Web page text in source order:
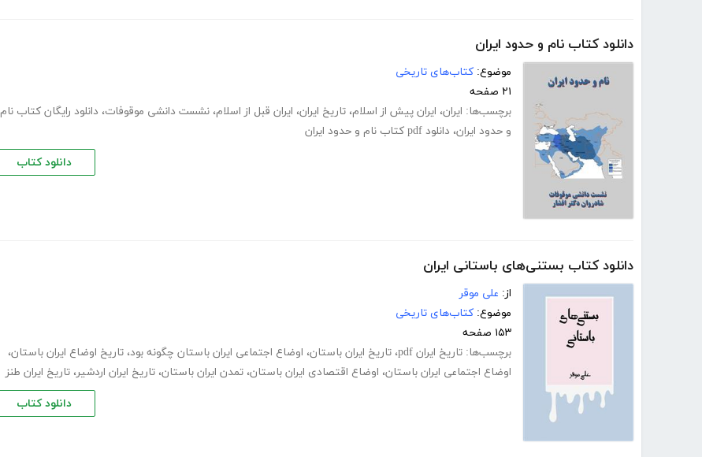
دانلود کتاب نام و حدود ایران
موضوع: کتاب‌های تاریخی
۲۱ صفحه
برچسب‌ها: ایران، ایران پیش از اسلام، تاریخ ایران، ایران قبل از اسلام، نشست دانشی موقوفات، دانلود رایگان کتاب نام
و حدود ایران، دانلود pdf کتاب نام و حدود ایران
دانلود کتاب
دانلود کتاب بستنی‌های باستانی ایران
از: علی موقر
موضوع: کتاب‌های تاریخی
۱۵۳ صفحه
برچسب‌ها: تاریخ ایران pdf ، تاریخ ایران باستان، اوضاع اجتماعی ایران باستان چگونه بود، تاریخ اوضاع ایران باستان،
اوضاع اجتماعی ایران باستان، اوضاع اقتصادی ایران باستان، تمدن ایران باستان، تاریخ ایران اردشیر، تاریخ ایران طنز
دانلود کتاب